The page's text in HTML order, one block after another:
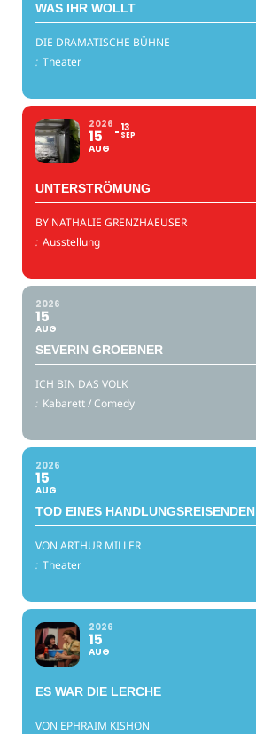
WAS IHR WOLLT
DIE DRAMATISCHE BÜHNE
: Theater
2026
15
AUG
13
SEP
UNTERSTRÖMUNG
BY NATHALIE GRENZHAEUSER
: Ausstellung
2026
15
AUG
SEVERIN GROEBNER
ICH BIN DAS VOLK
: Kabarett / Comedy
2026
15
AUG
TOD EINES HANDLUNGSREISENDEN
VON ARTHUR MILLER
: Theater
2026
15
AUG
ES WAR DIE LERCHE
VON EPHRAIM KISHON